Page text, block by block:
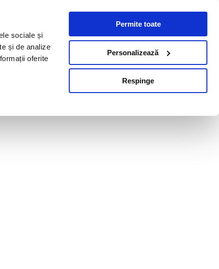
sociale și
și de analize
oferite
Permite toate
Personalizează
Respinge